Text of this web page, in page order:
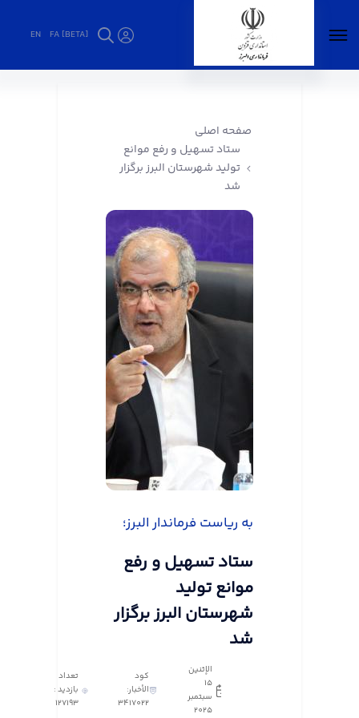
FA [BETA]
EN
صفحه اصلی
ستاد تسهیل و رفع موانع
تولید شهرستان البرز برگزار
شد
به ریاست فرماندار البرز؛
ستاد تسهیل و رفع
موانع تولید
شهرستان البرز برگزار
شد
الإثنين
١٥
سبتمبر
٢٠٢٥
كود
الأخبار:
3417022
تعداد
بازدید :
127193